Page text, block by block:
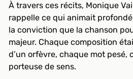
À travers ces récits, Monique
rappelle ce qui animait
la conviction que la chanson
majeur. Chaque composition
d’un orfèvre, chaque mot pesé,
porteuse de sens.